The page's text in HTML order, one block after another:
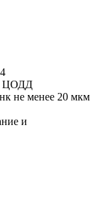
ЦОДД
не менее 20 мкм
и